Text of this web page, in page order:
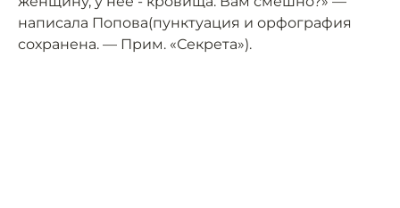
написала Попова(пунктуация и орфография
сохранена. — Прим. «Секрета»).